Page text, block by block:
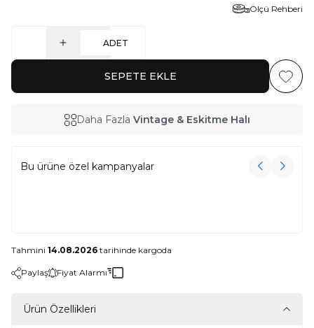
Ölçü Rehberi
ADET
SEPETE EKLE
Daha Fazla Vintage & Eskitme Halı
Bu ürüne özel kampanyalar
Tahmini 14.08.2026 tarihinde kargoda
Paylaş Fiyat Alarmı
Ürün Özellikleri